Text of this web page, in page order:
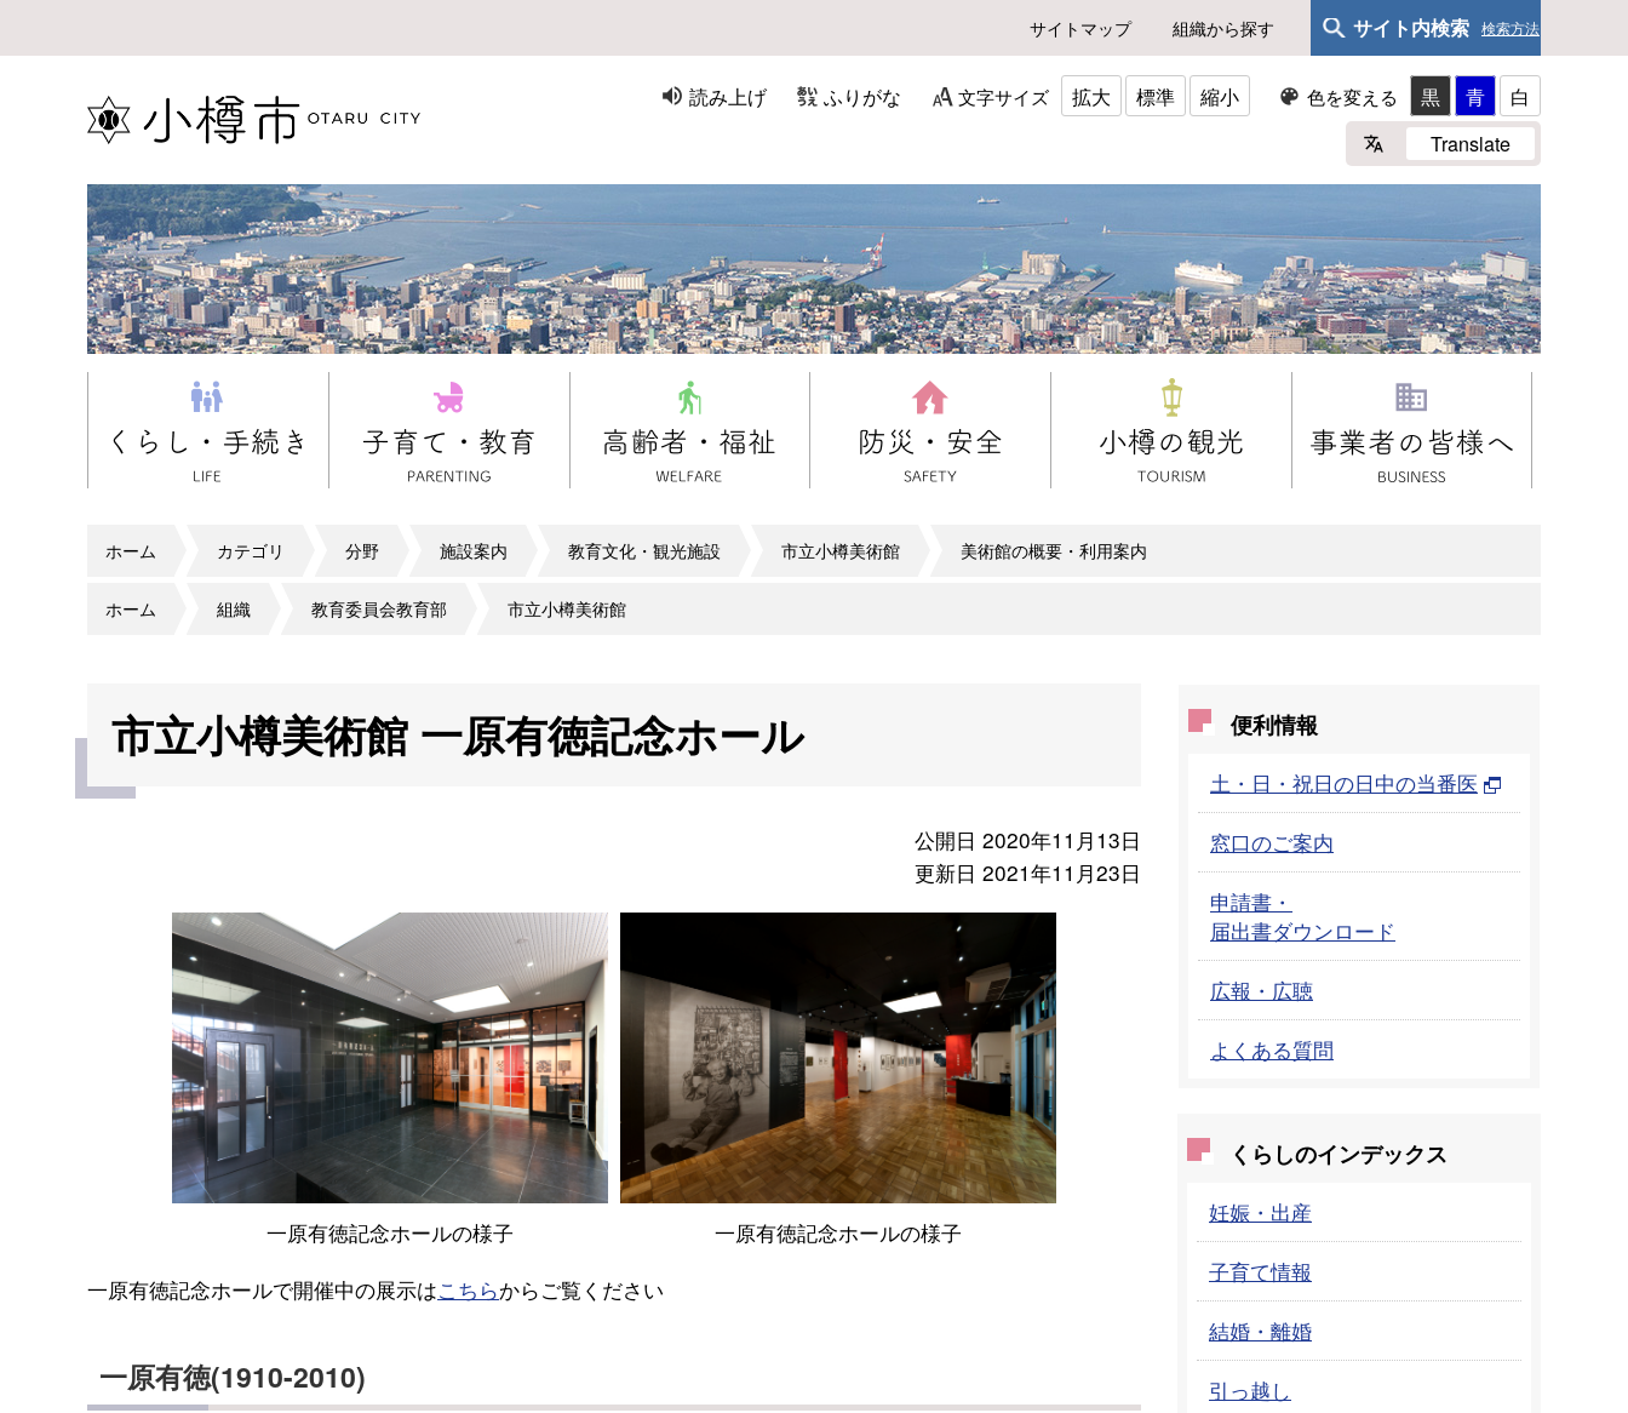
サイトマップ 組織から探す サイト内検索 検索方法
読み上げ ふりがな 文字サイズ 拡大 標準 縮小 色を変える 黒 青
白
Translate
ホーム カテゴリ 分野 施設案内 教育文化・観光施設 市立小樽美術館 美術館の概要・利用案内
ホーム 組織 教育委員会教育部 市立小樽美術館
市立小樽美術館 一原有徳記念ホール
公開日 2020年11月13日
更新日 2021年11月23日
一原有徳記念ホールの様子
一原有徳記念ホールの様子
一原有徳記念ホールで開催中の展示はこちらからご覧ください
一原有徳(1910-2010)
便利情報
土・日・祝日の日中の当番医
窓口のご案内
申請書・
届出書ダウンロード
広報・広聴
よくある質問
くらしのインデックス
妊娠・出産
子育て情報
結婚・離婚
引っ越し